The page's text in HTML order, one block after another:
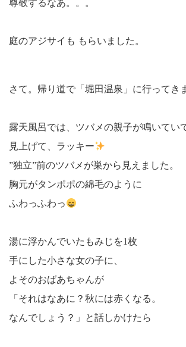
尊敬するなあ。。。
庭のアジサイも もらいました。
さて。帰り道で「堀田温泉」に行ってき
露天風呂では、ツバメの親子が鳴いてい
見上げて、ラッキー
”独立”前のツバメが巣から見えました。
胸元がタンポポの綿毛のように
ふわっふわっ
湯に浮かんでいたもみじを1枚
手にした小さな女の子に、
よそのおばあちゃんが
「それはなあに？秋には赤くなる。
なんでしょう？」と話しかけたら